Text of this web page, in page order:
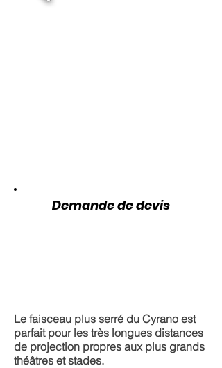
Demande de devis
Le faisceau plus serré du Cyrano est
parfait pour les très longues distances
de projection propres aux plus grands
théâtres et stades.